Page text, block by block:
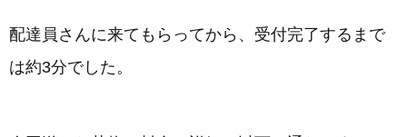
配達員さんに来てもらってから、受付完了するまで
は約3分でした。